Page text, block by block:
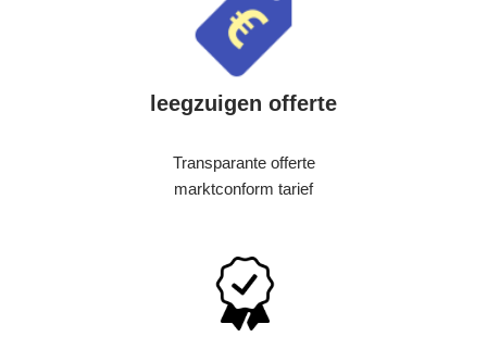
leegzuigen offerte
Transparante offerte
marktconform tarief